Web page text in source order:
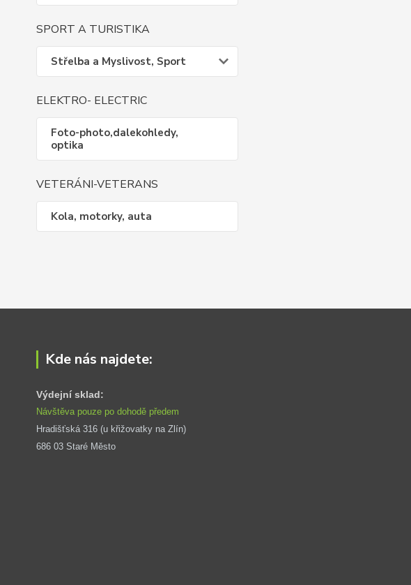
SPORT A TURISTIKA
Střelba a Myslivost, Sport
ELEKTRO- ELECTRIC
Foto-photo,dalekohledy,
optika
VETERÁNI-VETERANS
Kola, motorky, auta
Kde nás najdete:
Výdejní sklad:
Návštěva pouze po dohodě předem
Hradišťská 316 (u křižovatky na Zlín)
686 03 Staré Město